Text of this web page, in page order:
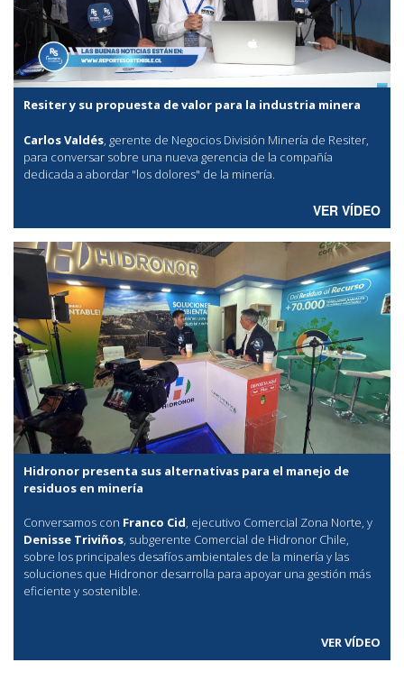
Resiter y su propuesta de valor para la industria minera
Carlos Valdés, gerente de Negocios División Minería de Resiter,
para conversar sobre una nueva gerencia de la compañía
dedicada a abordar "los dolores" de la minería.
VER VÍDEO
Hidronor presenta sus alternativas para el manejo de
residuos en minería
Conversamos con Franco Cid, ejecutivo Comercial Zona Norte, y
Denisse Triviños, subgerente Comercial de Hidronor Chile,
sobre los principales desafíos ambientales de la minería y las
soluciones que Hidronor desarrolla para apoyar una gestión más
eficiente y sostenible.
VER VÍDEO